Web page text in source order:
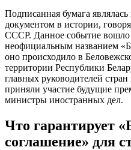
Подписанная бумага
документом в истории,
СССР. Данное событие
неофициальным названием
оно происходило в
территории Республики
главных руководителей
приняли участие будущие
министры иностранных дел.
Что гарантирует
соглашение» для